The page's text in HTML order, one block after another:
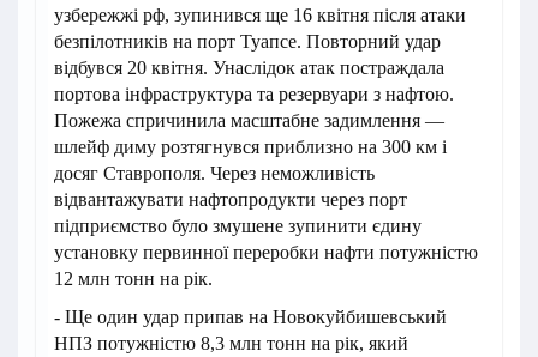
узбережжі рф, зупинився ще 16 квітня після атаки
безпілотників на порт Туапсе. Повторний удар
відбувся 20 квітня. Унаслідок атак постраждала
портова інфраструктура та резервуари з нафтою.
Пожежа спричинила масштабне задимлення —
шлейф диму розтягнувся приблизно на 300 км і
досяг Ставрополя. Через неможливість
відвантажувати нафтопродукти через порт
підприємство було змушене зупинити єдину
установку первинної переробки нафти потужністю
12 млн тонн на рік.
- Ще один удар припав на Новокуйбишевський
НПЗ потужністю 8,3 млн тонн на рік, який